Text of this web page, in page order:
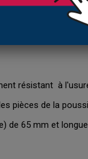
résistant à
pièces de la
de 65 mm et